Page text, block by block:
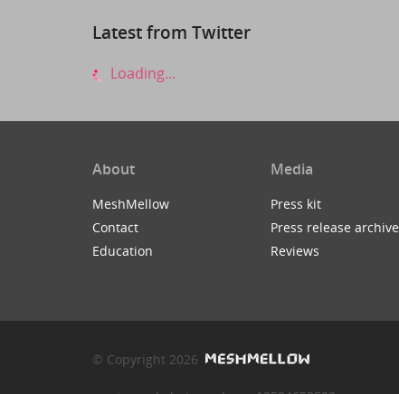
Latest from Twitter
Loading...
About
MeshMellow
Contact
Education
Media
Press kit
Press release archive
Reviews
© Copyright 2026